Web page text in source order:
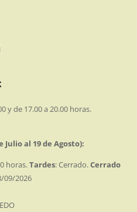
y de 17.00 a 20.00 horas.
Julio al 19 de Agosto):
horas.Tardes: Cerrado.Cerrado
09/2026